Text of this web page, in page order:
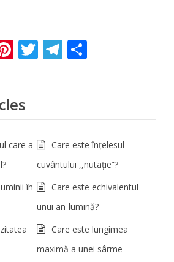
Pinterest
TwitterTelegram
care a
Care este înţelesul
cuvântului ,,nutație”?
în
Care este echivalentul
unui an-lumină?
Care este lungimea
maximă a unei sârme